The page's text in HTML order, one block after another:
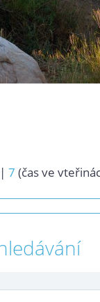
| 7 (čas ve